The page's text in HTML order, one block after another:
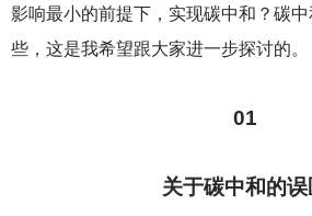
影响最小的前提下，实现碳中和？碳
些，这是我希望跟大家进一步探讨的。
01
关于碳中和的误